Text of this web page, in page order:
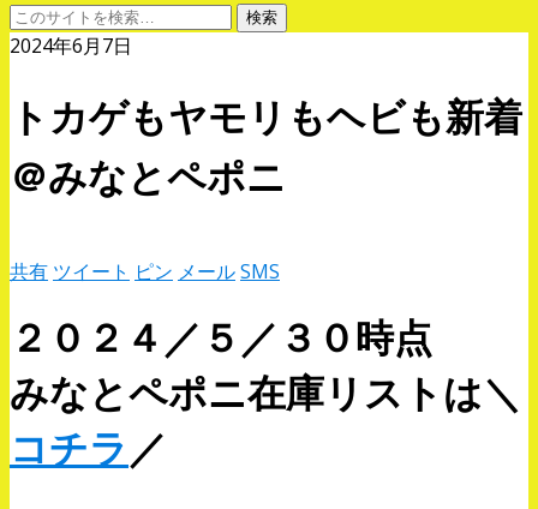
2024年6月7日
トカゲもヤモリもヘビも新着
＠みなとペポニ
共有 ツイート ピン メールSMS
２０２４／５／３０時点
みなとペポニ在庫リストは＼
コチラ／